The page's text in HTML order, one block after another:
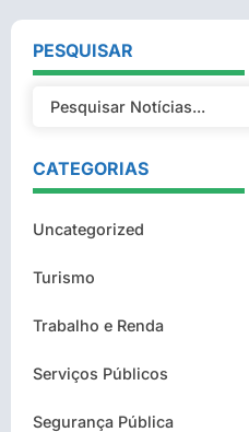
PESQUISAR
CATEGORIAS
Uncategorized
Turismo
Trabalho e Renda
Serviços Públicos
Segurança Pública